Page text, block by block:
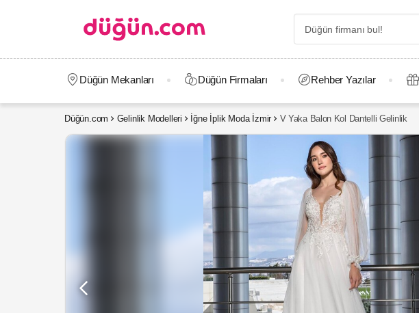
Düğün Mekanları Düğün Firmaları Rehber Yazılar
Düğün.com Gelinlik Modelleri İğne İplik Moda İzmir V Yaka Balon Kol Dantelli Gelinlik